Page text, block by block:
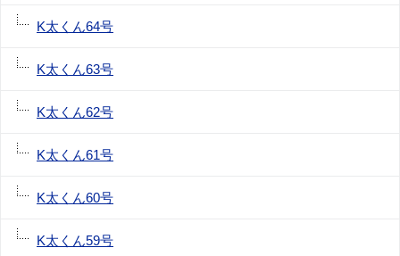
K太くん64号
K太くん63号
K太くん62号
K太くん61号
K太くん60号
K太くん59号